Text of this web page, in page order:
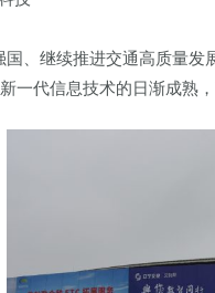
、继续推进交通高质量
一代信息技术的日渐成熟